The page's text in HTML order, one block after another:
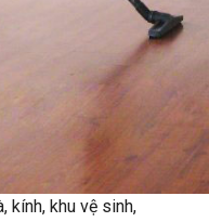
kính, khu vệ sinh,